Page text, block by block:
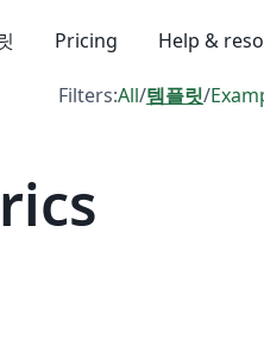
Pricing Help &
Filters:All/템플릿/